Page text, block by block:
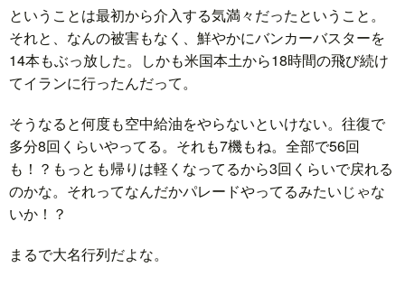
ということは最初から介入する気満々だったということ。
それと、なんの被害もなく、鮮やかにバンカーバスターを
14本もぶっ放した。しかも米国本土から18時間の飛び続け
てイランに行ったんだって。
そうなると何度も空中給油をやらないといけない。往復で
多分8回くらいやってる。それも7機もね。全部で56回
も！？もっとも帰りは軽くなってるから3回くらいで戻れる
のかな。それってなんだかパレードやってるみたいじゃな
いか！？
まるで大名行列だよな。